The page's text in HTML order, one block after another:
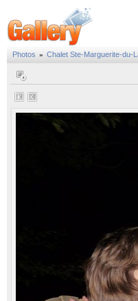
Photos » Chalet Ste-Marguerite-du-